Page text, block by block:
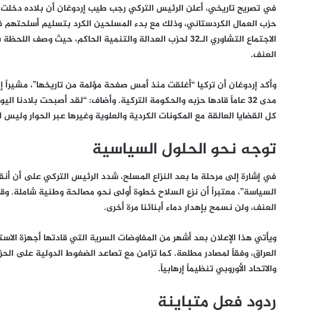
حزب العمال الكردستاني، وذلك مع بدء المسلحين الكرد بتسليم
الاجتماع التشاوري الـ32 لحزب العدالة والتنمية الحاكم،
العنف.
وأكد إردوغان أن تركيا “أغلقت منذ أمس صفحة مؤلمة من تاريخها”،
مدى 32 عاماً قادها حزبه والحكومة التركية. وأضاف: “لقد أصبحت
كل القضايا العالقة مع المكونات الكردية والعلوية وغيرها عبر الحوار وليس
توجه نحو الحلول السياسية
في إشارة إلى مرحلة ما بعد النزاع المسلح، شدد الرئيس التركي على أن
السياسة”، معتبراً أن نزع السلاح خطوة أولى نحو مصالحة وطنية شاملة.
العنف، ولن نسمح بإهدار دماء أبنائنا مرة أخرى.
ويأتي هذا الإعلان بعد أشهر من المفاوضات السرية التي قادتها أجهزة
العراق، وفقاً لمصادر مطلعة. كما تزامن مع تصاعد الضغوط الدولية على
والاتحاد الأوروبي تنظيماً إرهابياً.
ردود فعل متباينة